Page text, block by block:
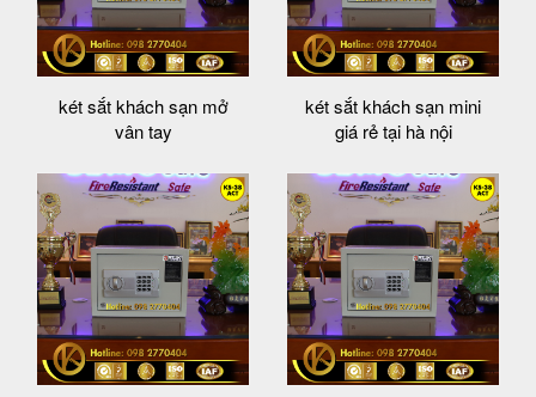
két sắt khách sạn mở
vân tay
két sắt khách sạn mini
giá rẻ tại hà nội